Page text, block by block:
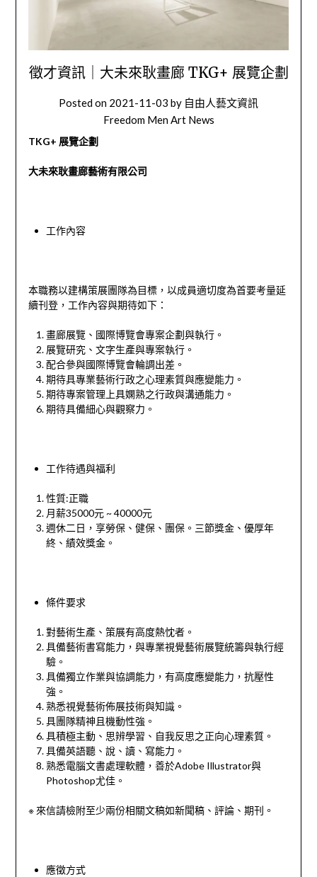
徵才資訊｜大未來耿畫廊 TKG+ 展覽企劃
Posted on 2021-11-03 by 自由人藝文資訊
Freedom Men Art News
TKG+ 展覽企劃
大未來耿畫廊藝術有限公司
工作內容
本職務以建構策展團隊為目標，以成員適切度為首要考量延
續刊登，工作內容與期待如下：
畫廊展覽、國際博覽會專案企劃與執行。
展覽研究、文字生產與專案執行。
配合參與國際博覽會輪調出差。
期待具專業藝術行政之心理素質與應變能力。
期待專案管理上具嫻熟之行政與溝通能力。
期待具備細心與觀察力。
工作待遇與福利
性質:正職
月薪35000元 ~ 40000元
週休二日，享勞保、健保、團保。三節獎金、優厚年
終、績效獎金。
條件要求
對藝術生產、策展有高度熱忱者。
具備藝術書寫能力，與專業視覺藝術展覽統籌與執行經
驗。
具備獨立作業與協調能力，有高度應變能力，抗壓性
強。
熟悉視覺藝術佈展技術與知識。
具團隊精神且機動性強。
具積極主動、思辨學習、自我反思之正向心理素質。
具備英語聽、說、讀、寫能力。
熟悉電腦文書處理軟體，善於Adobe Illustrator與
Photoshop尤佳。
※ 來信請檢附至少兩份相關文稿如新聞稿、評論、期刊。
應徵方式